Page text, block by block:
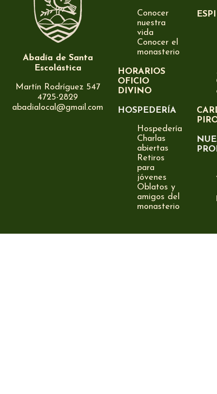
Abadía de Santa
Escolástica
Martín Rodríguez 547
4725-2829
abadialocal@gmail.com
Conocer
nuestra
vida
Conocer el
monasterio
HORARIOS
OFICIO
DIVINO
HOSPEDERÍA
Hospedería
Charlas
abiertas
Retiros
para
jóvenes
Oblatos y
amigos del
monasterio